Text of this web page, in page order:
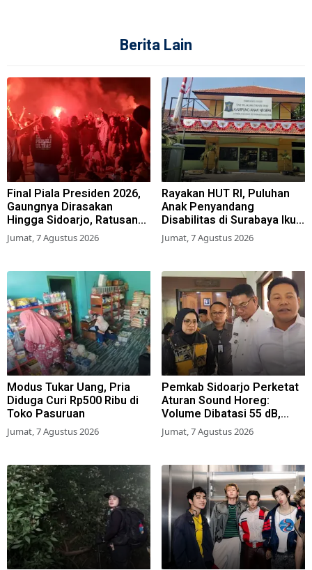
Berita Lain
Final Piala Presiden 2026,
Gaungnya Dirasakan
Hingga Sidoarjo, Ratusan
Suporter Nobar Gratis
Jumat, 7 Agustus 2026
Rayakan HUT RI, Puluhan
Anak Penyandang
Disabilitas di Surabaya Ikuti
Beragam Lomba
Jumat, 7 Agustus 2026
Modus Tukar Uang, Pria
Diduga Curi Rp500 Ribu di
Toko Pasuruan
Jumat, 7 Agustus 2026
Pemkab Sidoarjo Perketat
Aturan Sound Horeg:
Volume Dibatasi 55 dB,
Wajib Kantongi Izin
Jumat, 7 Agustus 2026